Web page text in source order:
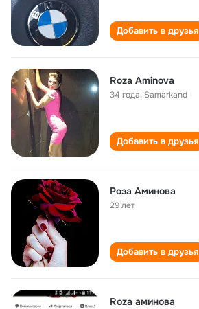
Добавить в друзья
Roza Aminova
34 года, Samarkand
Добавить в друзья
Роза Аминова
29 лет
Добавить в друзья
Roza аминова